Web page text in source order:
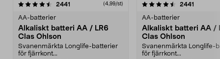
2441 (4,99/st)
AA-batterier
Alkaliskt batteri AA / LR6
Clas Ohlson
Svanenmärkta Longlife-batterier
för fjärrkont...
4.5av 5 stjärnor 2441
AA-batterier
Alkaliskt batteri AA /
Clas Ohlson
Svanenmärkta Longlife-
för fjärrkont...
4.5av 5 stjärnor